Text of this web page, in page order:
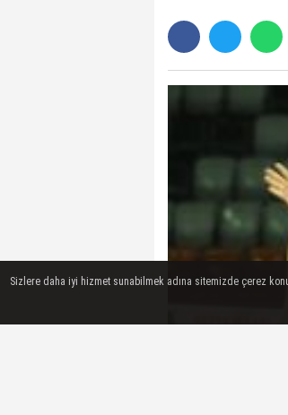
Sizlere daha iyi hizmet sunabilmek adına sitemizde çerez